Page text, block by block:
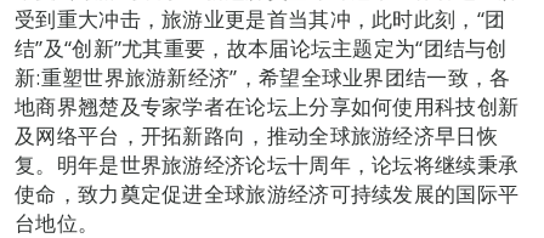
受到重大冲击，旅游业更是首当其冲，此时此刻，“团
结”及“创新”尤其重要，故本届论坛主题定为“团结与创
新:重塑世界旅游新经济”，希望全球业界团结一致，各
地商界翘楚及专家学者在论坛上分享如何使用科技创新
及网络平台，开拓新路向，推动全球旅游经济早日恢
复。明年是世界旅游经济论坛十周年，论坛将继续秉承
使命，致力奠定促进全球旅游经济可持续发展的国际平
台地位。